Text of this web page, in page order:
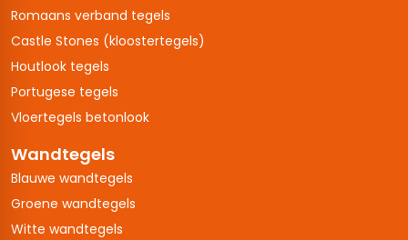
Romaans verband tegels
Castle Stones (kloostertegels)
Houtlook tegels
Portugese tegels
Vloertegels betonlook
Wandtegels
Blauwe wandtegels
Groene wandtegels
Witte wandtegels